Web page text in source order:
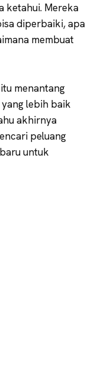
ketahui. Mereka
diperbaiki, apa
membuat
menantang
lebih baik
akhirnya
peluang
untuk